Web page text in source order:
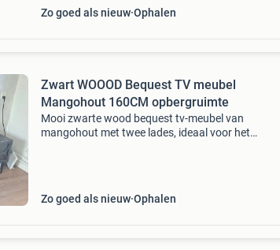
Zo goed als nieuw Ophalen
Zwart WOOOD Bequest TV meubel
Mangohout 160CM opbergruimte
Mooi zwarte wood bequest tv-meubel van
mangohout met twee lades, ideaal voor het
Zo goed als nieuw Ophalen